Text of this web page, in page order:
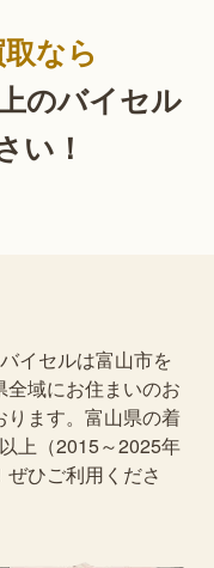
なら
のバイセル
い！
イセルは富山市を
域にお住まいのお
ます。富山県の着
上（2015～2025年
ひご利用くださ